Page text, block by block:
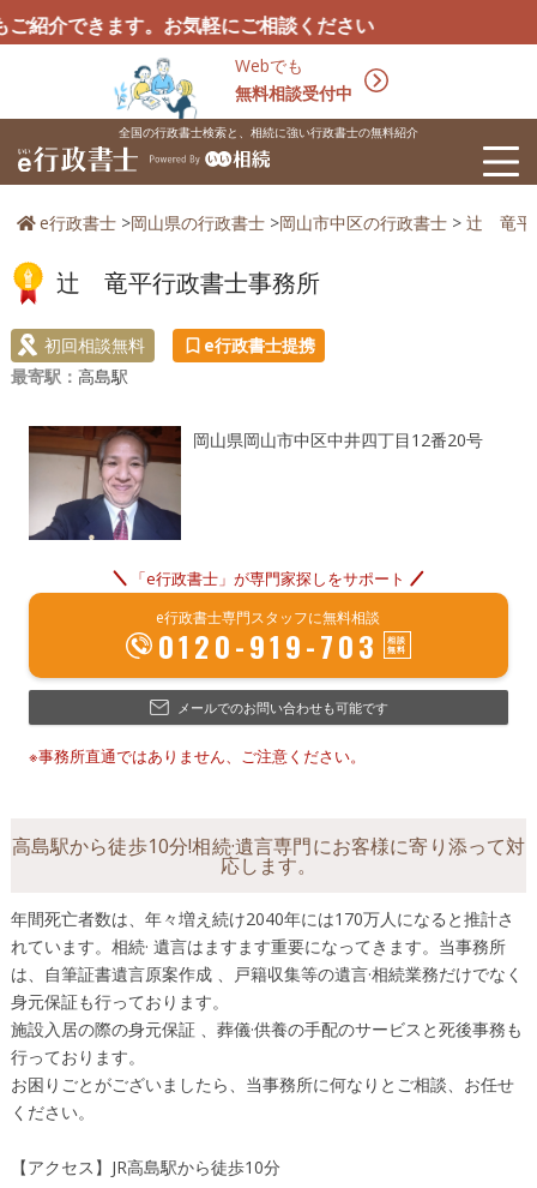
Webでも
無料相談受付中
きます。お気軽にご相談ください
全国の行政書士検索と、相続に強い行政書士の無料紹介
e行政書士>岡山県の行政書士>岡山市中区の行政書士> 辻󠄀 竜平
辻󠄀 竜平行政書士事務所
初回相談無料
e行政書士提携
最寄駅： 高島駅
岡山県岡山市中区中井四丁目12番20号
「e行政書士」が専門家探しをサポート
e行政書士専門スタッフに無料相談
0120-919-703
メールでのお問い合わせも可能です
※事務所直通ではありません、ご注意ください。
高島駅から徒歩10分!相続·遺言専門にお客様に寄り添って対
応します。
年間死亡者数は、年々増え続け2040年には170万人になると推計さ
れています。相続· 遺言はますます重要になってきます。当事務所
は、自筆証書遺言原案作成 、戸籍収集等の遺言·相続業務だけでなく
身元保証も行っております。
施設入居の際の身元保証 、葬儀·供養の手配のサービスと死後事務も
行っております。
お困りごとがございましたら、当事務所に何なりとご相談、お任せ
ください。
【アクセス】JR高島駅から徒歩10分